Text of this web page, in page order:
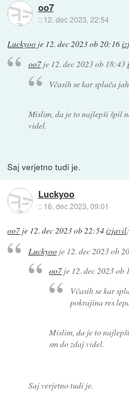
oo7
:: 12. dec 2023, 22:54
Luckyoo je 12. dec 2023 ob 20:16
oo7je 12. dec 2023 ob 18:43
Včasih se kar splača
Mislim, da je to najlepši špil
videl.
Saj verjetno tudi je.
Luckyoo
:: 16. dec 2023, 09:01
oo7 je 12. dec 2023 ob 22:54izjavil:
Luckyooje 12. dec 2023 ob
oo7je 12. dec 2023 ob
Včasih se kar
pokrajina res
Mislim, da je to
sm do zdaj videl.
Saj verjetno tudi je.